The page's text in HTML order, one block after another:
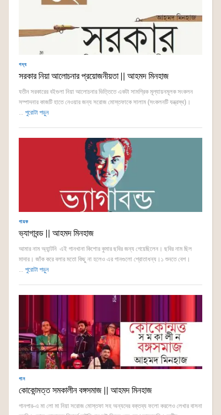
গদ্য
সরকার নিয়া আলোচনার প্রয়োজনীয়তা || আহমদ মিনহাজ
যতীন সরকারের বইগুলা নিয়া আলোচনার ভিত্তিতে একটা সামগ্রিক মূল্যায়নমূলক সংকলন
সম্পাদনার কাজটি হাতে নেওয়ার জন্য সরোজ মোস্তফাকে সালাম (সংকলনটি যন্ত্রস্থ)।
... পুরোটা পড়ুন
গায়ক
ভ্যাগাবন্ড || আহমদ মিনহাজ
আমার নাম অ্যান্টনি এই গানখানা কিশোর কুমার ছবির জন্য গেয়েছিলেন। ছবির নাম ছিল
মাদার। জাঁক করে বলার মতো কিছু না হলেও এর গানগুলো শ্রোতাধন্য।১ শুনতে বেশ।
... পুরোটা পড়ুন
গান
কোকোন্মত্ত সমকালীন বঙ্গসমাজ || আহমদ মিনহাজ
গানপার-এ মা লো মা নিয়া সরোজ মোস্তফা সহ অন্যদের বক্তব্য ফলো করলেও লেখার বাসনা